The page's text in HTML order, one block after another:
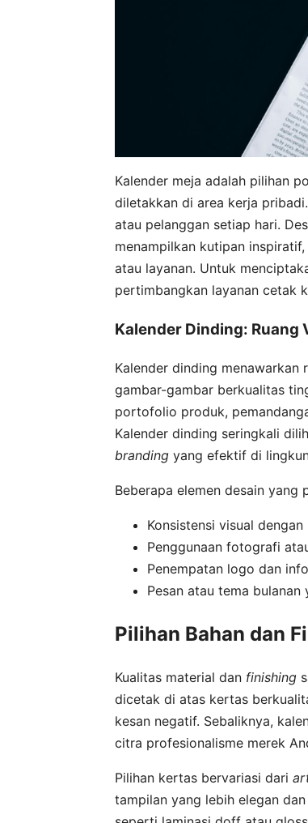
Kalender meja adalah pilihan
diletakkan di area kerja
atau pelanggan setiap hari.
menampilkan kutipan
atau layanan. Untuk
pertimbangkan layanan cetak
Kalender Dinding: Ruang
Kalender dinding menawarkan
gambar-gambar berkualitas
portofolio produk,
Kalender dinding seringkali
branding yang efektif di
Beberapa elemen desain yang
Konsistensi visual
Penggunaan fotografi
Penempatan logo dan
Pesan atau tema
Pilihan Bahan dan
Kualitas material dan finishing
dicetak di atas kertas
kesan negatif. Sebaliknya,
citra profesionalisme merek
Pilihan kertas bervariasi dari
tampilan yang lebih elegan